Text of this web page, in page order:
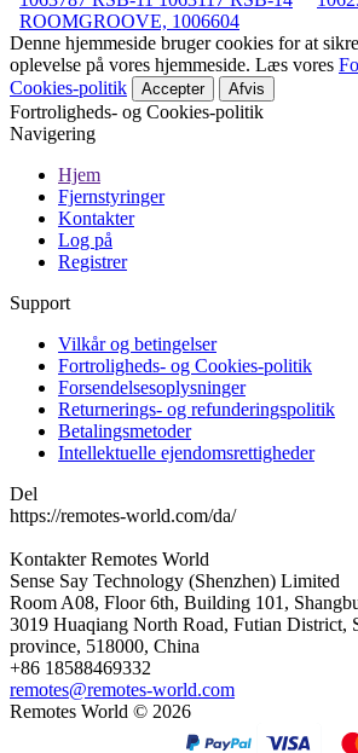
ROOMGROOVE, 1006604
Denne hjemmeside bruger cookies for at
oplevelse på vores hjemmeside. Læs vores
Cookies-politik
Accepter Afvis
Fortroligheds- og Cookies-politik
Navigering
Hjem
Fjernstyringer
Kontakter
Log på
Registrer
Support
Vilkår og betingelser
Fortroligheds- og Cookies-politik
Forsendelsesoplysninger
Returnerings- og refunderingspolitik
Betalingsmetoder
Intellektuelle ejendomsrettigheder
Del
https://remotes-world.com/da/
Kontakter Remotes World
Sense Say Technology (Shenzhen) Limited
Room A08, Floor 6th, Building 101,
3019 Huaqiang North Road, Futian District,
province, 518000, China
+86 18588469332
remotes@remotes-world.com
Remotes World © 2026